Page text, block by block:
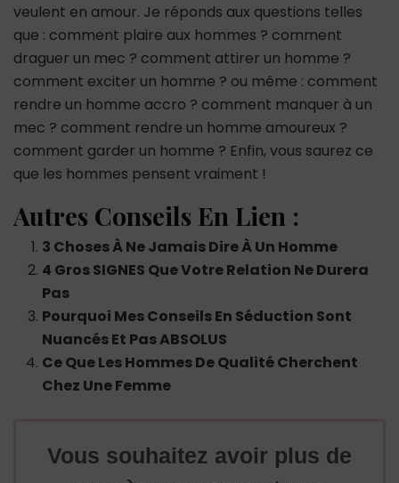
veulent en amour. Je réponds aux questions telles
que : comment plaire aux hommes ? comment
draguer un mec ? comment attirer un homme ?
comment exciter un homme ? ou même : comment
rendre un homme accro ? comment manquer à un
mec ? comment rendre un homme amoureux ?
comment garder un homme ? Enfin, vous saurez ce
que les hommes pensent vraiment !
Autres Conseils En Lien :
3 Choses À Ne Jamais Dire À Un Homme
4 Gros SIGNES Que Votre Relation Ne Durera
Pas
Pourquoi Mes Conseils En Séduction Sont
Nuancés Et Pas ABSOLUS
Ce Que Les Hommes De Qualité Cherchent
Chez Une Femme
Vous souhaitez avoir plus de